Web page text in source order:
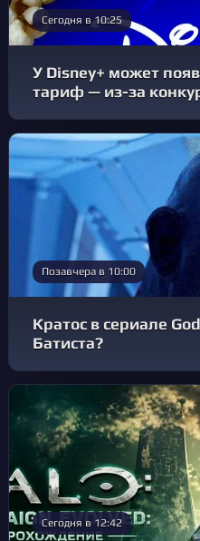
Сегодня в 10:25
У Disney+ может
тариф — из-за
Позавчера в 10:00
Кратос в сериале
Батиста?
Сегодня в 12:42